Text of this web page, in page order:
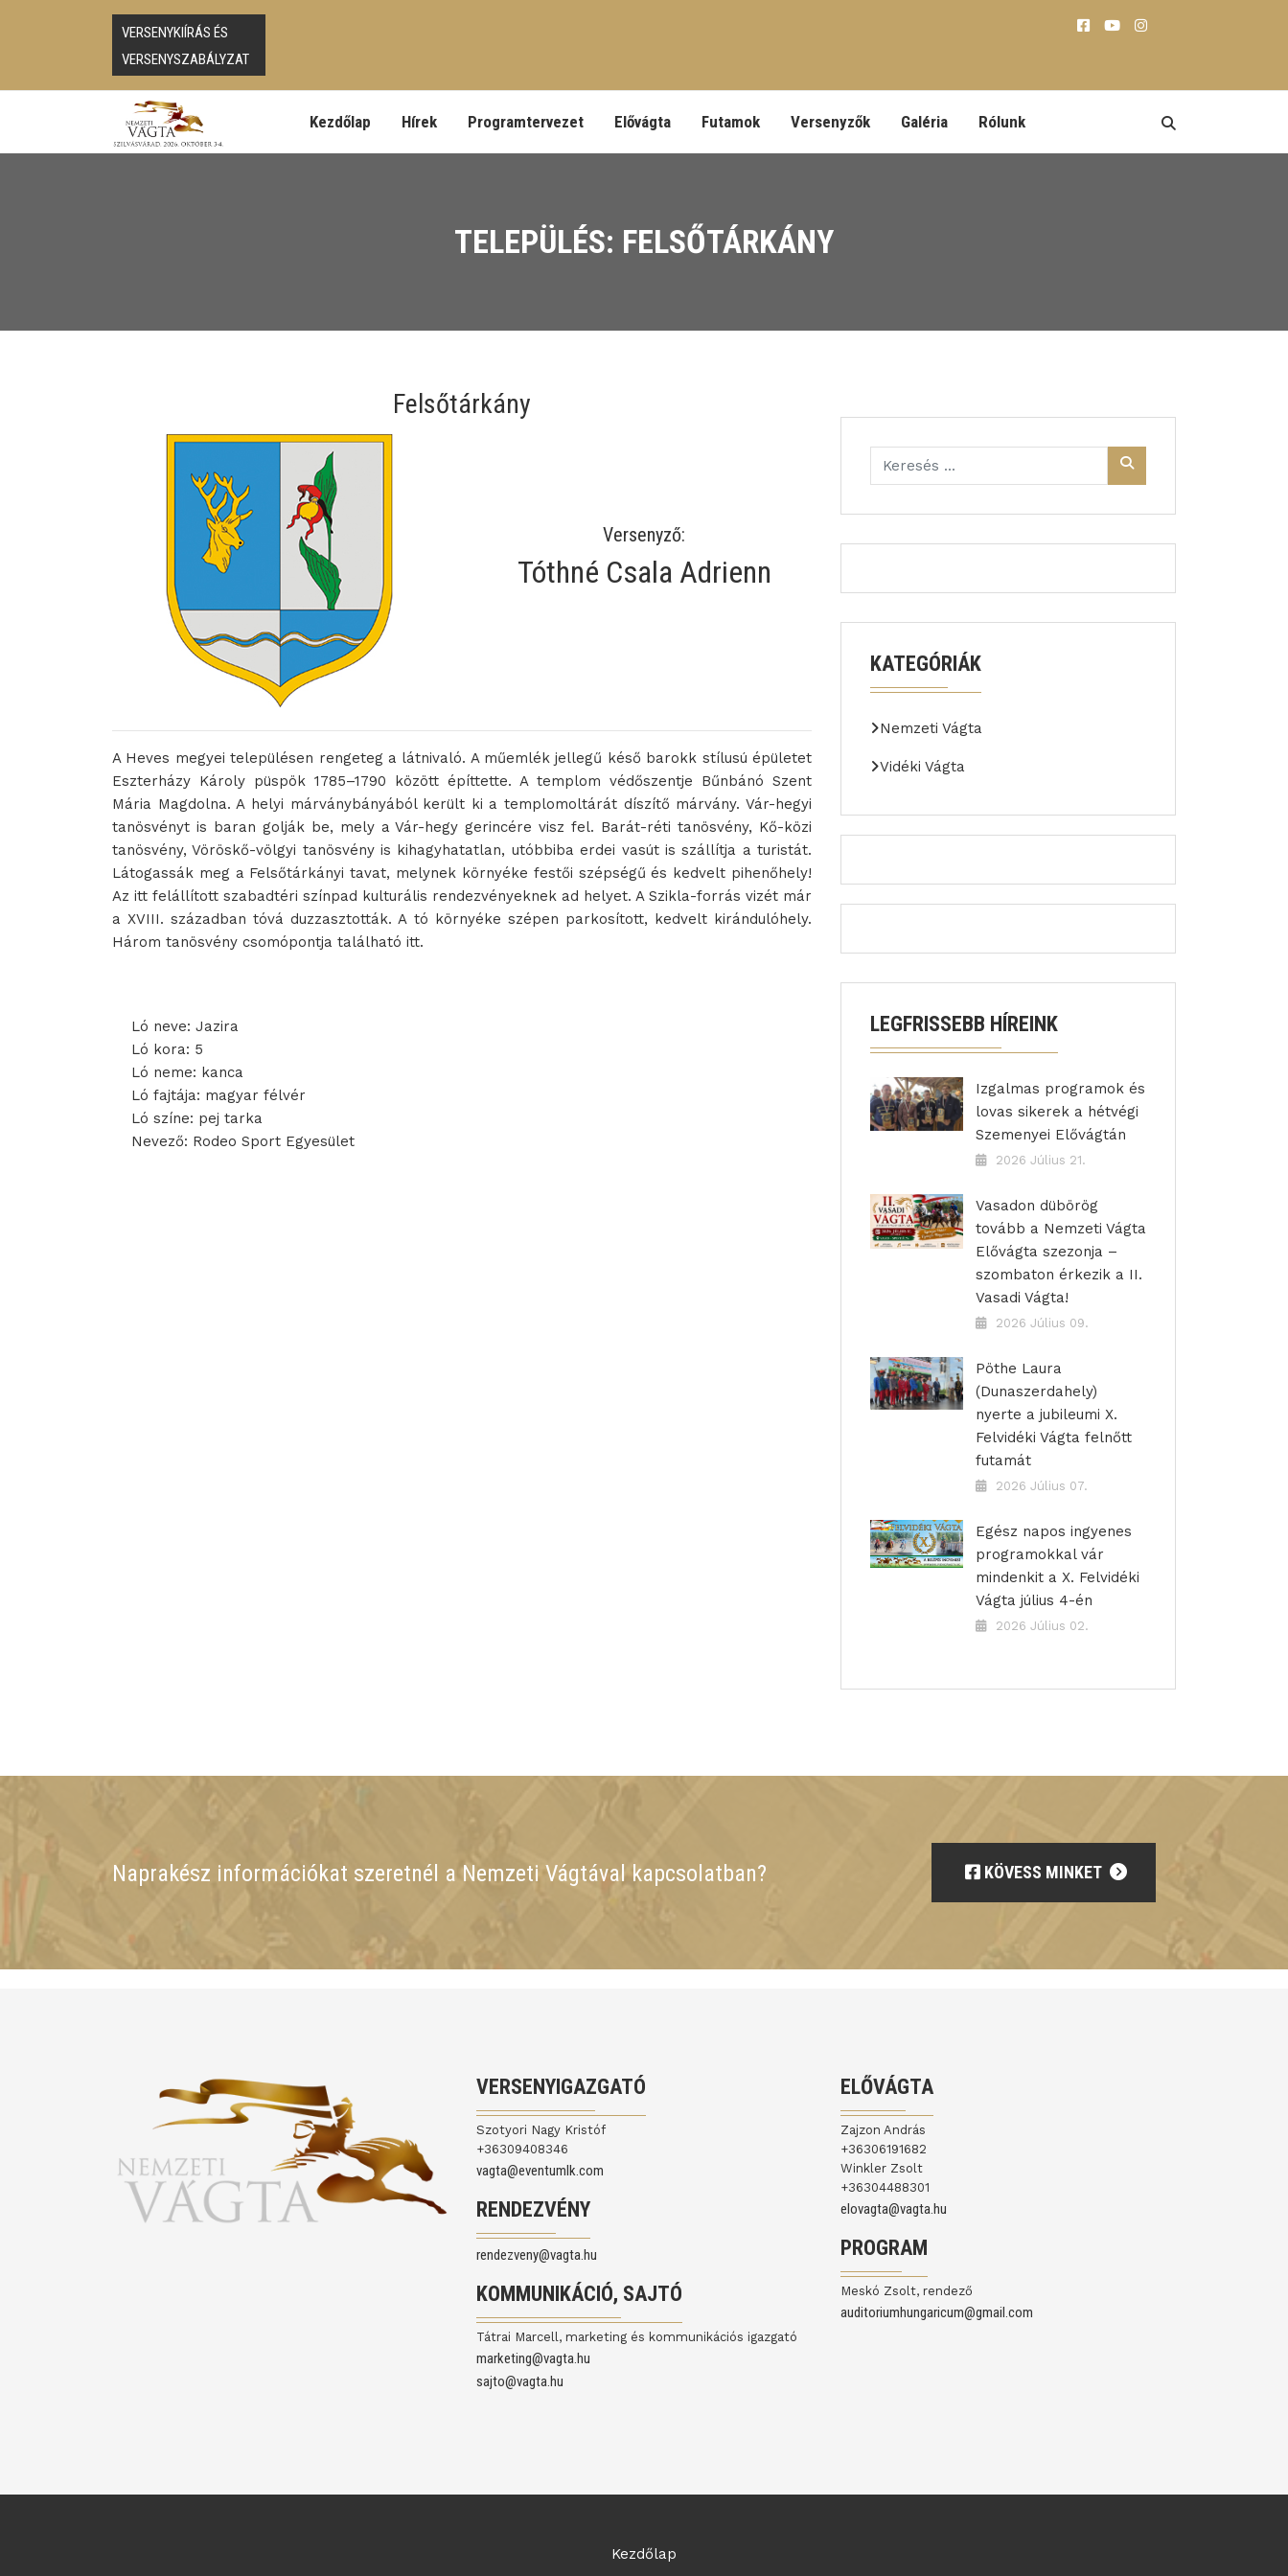
VERSENYKIÍRÁS ÉS
VERSENYSZABÁLYZAT
Kezdőlap Hírek Programtervezet Elővágta Futamok Versenyzők Galéria Rólunk
TELEPÜLÉS: FELSŐTÁRKÁNY
Felsőtárkány
Versenyző:
Tóthné Csala Adrienn
A Heves megyei településen rengeteg a látnivaló. A műemlék jellegű késő barokk stílusú épületet
Eszterházy Károly püspök 1785–1790 között építtette. A templom védőszentje Bűnbánó Szent
Mária Magdolna. A helyi márványbányából került ki a templomoltárát díszítő márvány. Vár-hegyi
tanösvényt is baran golják be, mely a Vár-hegy gerincére visz fel. Barát-réti tanösvény, Kő-közi
tanösvény, Vöröskő-völgyi tanösvény is kihagyhatatlan, utóbbiba erdei vasút is szállítja a turistát.
Látogassák meg a Felsőtárkányi tavat, melynek környéke festői szépségű és kedvelt pihenőhely!
Az itt felállított szabadtéri színpad kulturális rendezvényeknek ad helyet. A Szikla-forrás vizét már
a XVIII. században tóvá duzzasztották. A tó környéke szépen parkosított, kedvelt kirándulóhely.
Három tanösvény csomópontja található itt.
Ló neve: Jazira
Ló kora: 5
Ló neme: kanca
Ló fajtája: magyar félvér
Ló színe: pej tarka
Nevező: Rodeo Sport Egyesület
KATEGÓRIÁK
Nemzeti Vágta
Vidéki Vágta
LEGFRISSEBB HÍREINK
Izgalmas programok és
lovas sikerek a hétvégi
Szemenyei Elővágtán
2026 Július 21.
Vasadon dübörög
tovább a Nemzeti Vágta
Elővágta szezonja –
szombaton érkezik a II.
Vasadi Vágta!
2026 Július 09.
Pöthe Laura
(Dunaszerdahely)
nyerte a jubileumi X.
Felvidéki Vágta felnőtt
futamát
2026 Július 07.
Egész napos ingyenes
programokkal vár
mindenkit a X. Felvidéki
Vágta július 4-én
2026 Július 02.
Naprakész információkat szeretnél a Nemzeti Vágtával kapcsolatban? KÖVESS MINKET
VERSENYIGAZGATÓ
Szotyori Nagy Kristóf
+36309408346
vagta@eventumlk.com
RENDEZVÉNY
rendezveny@vagta.hu
KOMMUNIKÁCIÓ, SAJTÓ
Tátrai Marcell, marketing és kommunikációs igazgató
marketing@vagta.hu
sajto@vagta.hu
ELŐVÁGTA
Zajzon András
+36306191682
Winkler Zsolt
+36304488301
elovagta@vagta.hu
PROGRAM
Meskó Zsolt, rendező
auditoriumhungaricum@gmail.com
Kezdőlap